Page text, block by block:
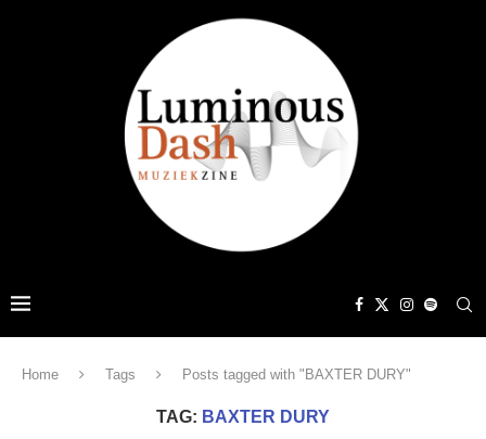
Home Tags Posts tagged with "BAXTER DURY"
TAG: BAXTER DURY